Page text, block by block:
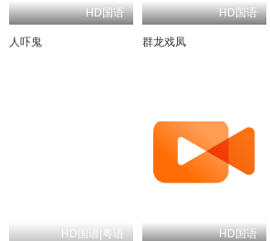
HD国语
人吓鬼
HD国语
群龙戏凤
HD国语|粤语